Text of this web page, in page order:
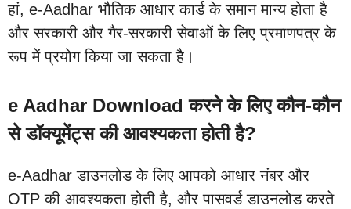
हां, e-Aadhar भौतिक आधार कार्ड के समान मान्य होता है
और सरकारी और गैर-सरकारी सेवाओं के लिए प्रमाणपत्र के
रूप में प्रयोग किया जा सकता है।
e Aadhar Download करने के लिए कौन-कौन
से डॉक्यूमेंट्स की आवश्यकता होती है?
e-Aadhar डाउनलोड के लिए आपको आधार नंबर और
OTP की आवश्यकता होती है, और पासवर्ड डाउनलोड करते